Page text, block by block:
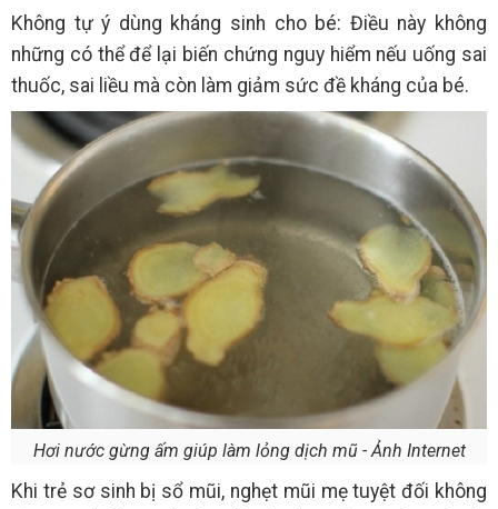
Không tự ý dùng kháng sinh cho bé: Điều này không
những có thể để lại biến chứng nguy hiểm nếu uống sai
thuốc, sai liều mà còn làm giảm sức đề kháng của bé.
Hơi nước gừng ấm giúp làm lỏng dịch mũ - Ảnh Internet
Khi trẻ sơ sinh bị sổ mũi, nghẹt mũi mẹ tuyệt đối không